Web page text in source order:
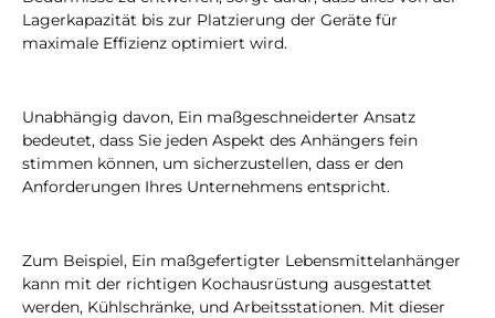
Lagerkapazität bis zur Platzierung der Geräte für
maximale Effizienz optimiert wird.
Unabhängig davon, Ein maßgeschneiderter Ansatz
bedeutet, dass Sie jeden Aspekt des Anhängers fein
stimmen können, um sicherzustellen, dass er den
Anforderungen Ihres Unternehmens entspricht.
Zum Beispiel, Ein maßgefertigter Lebensmittelanhänger
kann mit der richtigen Kochausrüstung ausgestattet
werden, Kühlschränke, und Arbeitsstationen. Mit dieser